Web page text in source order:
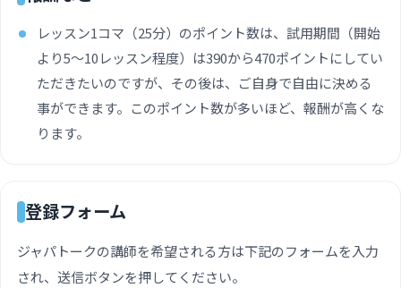
レッスン1コマ（25分）のポイント数は、試用期間（開始
より5〜10レッスン程度）は390から470ポイントにしてい
ただきたいのですが、その後は、ご自身で自由に決める
事ができます。このポイント数が多いほど、報酬が高くな
ります。
登録フォーム
ジャパトークの講師を希望される方は下記のフォームを入力
され、送信ボタンを押してください。